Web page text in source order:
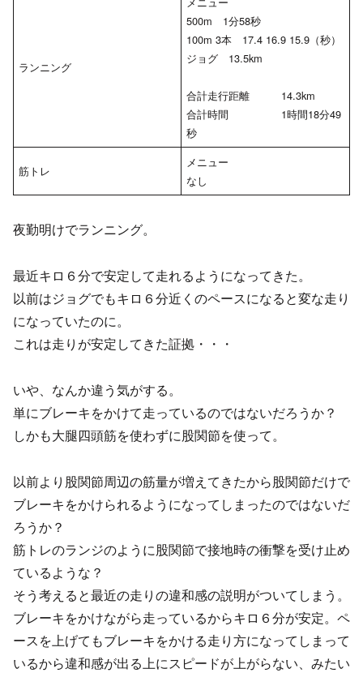
ランニング
500m 1分58秒
100m 3本 17.4 16.9 15.9（秒）
ジョグ 13.5km
合計走行距離 14.3km
合計時間 1時間18分49
秒
筋トレ
メニュー
なし
夜勤明けでランニング。
最近キロ６分で安定して走れるようになってきた。
以前はジョグでもキロ６分近くのペースになると変な走り
になっていたのに。
これは走りが安定してきた証拠・・・
いや、なんか違う気がする。
単にブレーキをかけて走っているのではないだろうか？
しかも大腿四頭筋を使わずに股関節を使って。
以前より股関節周辺の筋量が増えてきたから股関節だけで
ブレーキをかけられるようになってしまったのではないだ
ろうか？
筋トレのランジのように股関節で接地時の衝撃を受け止め
ているような？
そう考えると最近の走りの違和感の説明がついてしまう。
ブレーキをかけながら走っているからキロ６分が安定。ペ
ースを上げてもブレーキをかける走り方になってしまって
いるから違和感が出る上にスピードが上がらない、みたい